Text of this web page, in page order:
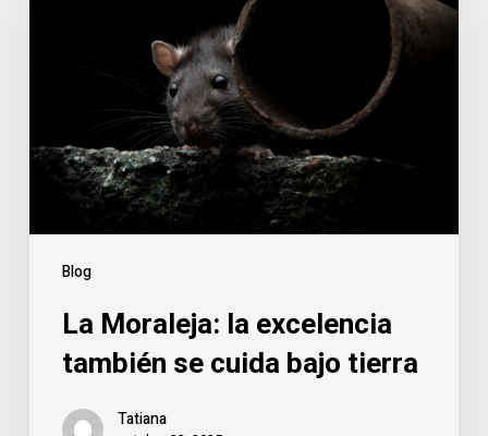
Blog
cuida
La Moraleja: la excelencia
también se cuida bajo tierra
Tatiana